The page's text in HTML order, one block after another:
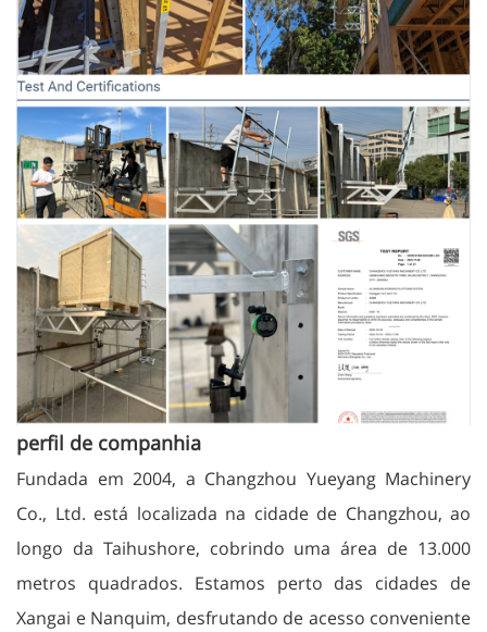
perfil de companhia
Fundada em 2004, a Changzhou Yueyang Machinery
Co., Ltd. está localizada na cidade de Changzhou, ao
longo da Taihushore, cobrindo uma área de 13.000
metros quadrados. Estamos perto das cidades de
Xangai e Nanquim, desfrutando de acesso conveniente